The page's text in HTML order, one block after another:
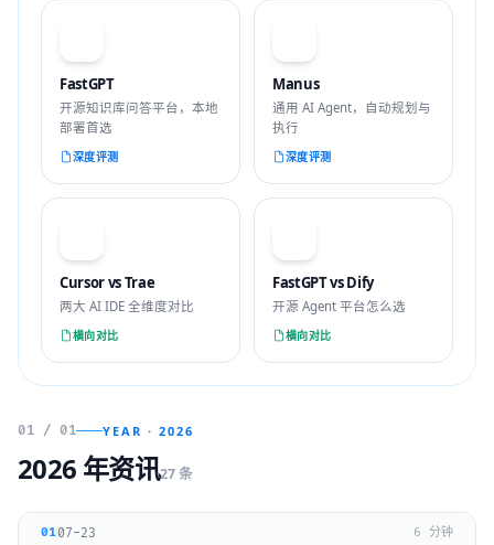
FastGPT
开源知识库问答平台，本地
部署首选
深度评测
Manus
通用 AI Agent，自动规划与
执行
深度评测
Cursor vs Trae
两大 AI IDE 全维度对比
横向对比
FastGPT vs Dify
开源 Agent 平台怎么选
横向对比
01 / 01 YEAR · 2026
2026 年资讯27 条
0107-23 6 分钟